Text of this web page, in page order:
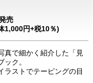
売
1,000円+税10％)
真で細かく紹介した「見
ク。
ラストでテーピングの目